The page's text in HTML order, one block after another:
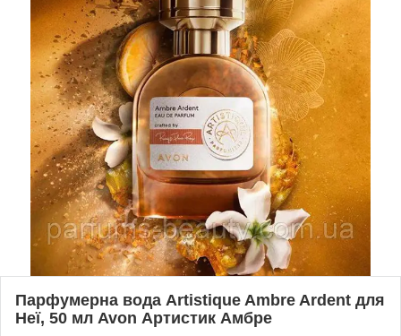
Парфумерна вода Artistique Ambre Ardent для
Неї, 50 мл Avon Артистик Амбре